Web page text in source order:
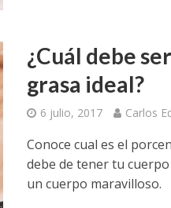
¿Cuál debe
grasa ideal?
6 julio, 2017 Carlos
Conoce cual es el
debe de tener tu
un cuerpo maravilloso.